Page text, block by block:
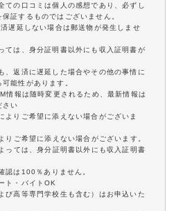
ての口コミは個人の感想であり、必ずし
証するものではございません。
遅延しない場合は郵送物が発生しませ
ては、身分証明書以外にも収入証明書が
、返済に遅延した場合やその他の事情に
能性があります。
情報は随時変更されるため、最新情報は
さい
りご希望に添えない場合がございま
ご希望に添えない場合がございます。
ては、身分証明書以外にも収入証明書
認は100％ありません。
ト・バイトOK
び高等専門学校生も含む）はお申込いた